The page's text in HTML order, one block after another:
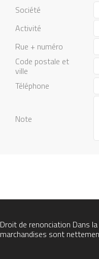
Société
Activité
Rue + numéro
Code postale et
ville
Téléphone
Note
Droit de renonciation Dans
marchandises sont